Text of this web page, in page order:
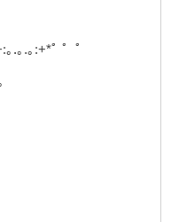
.｡.｡:+*ﾟ ゜ﾟ